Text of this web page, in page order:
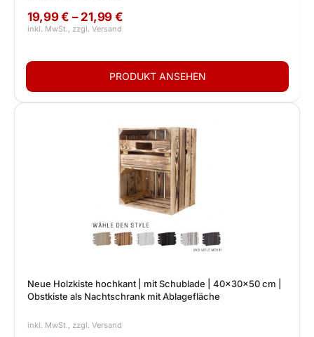
19,99 € – 21,99 €
Neue Holzkiste hochkant | mit Schublade | 40x30x50 cm |
Obstkiste als Nachtschrank mit Ablagefläche